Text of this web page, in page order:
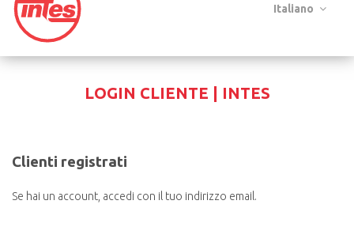
Italiano
LOGIN CLIENTE | INTES
Clienti registrati
Se hai un account, accedi con il tuo indirizzo email.